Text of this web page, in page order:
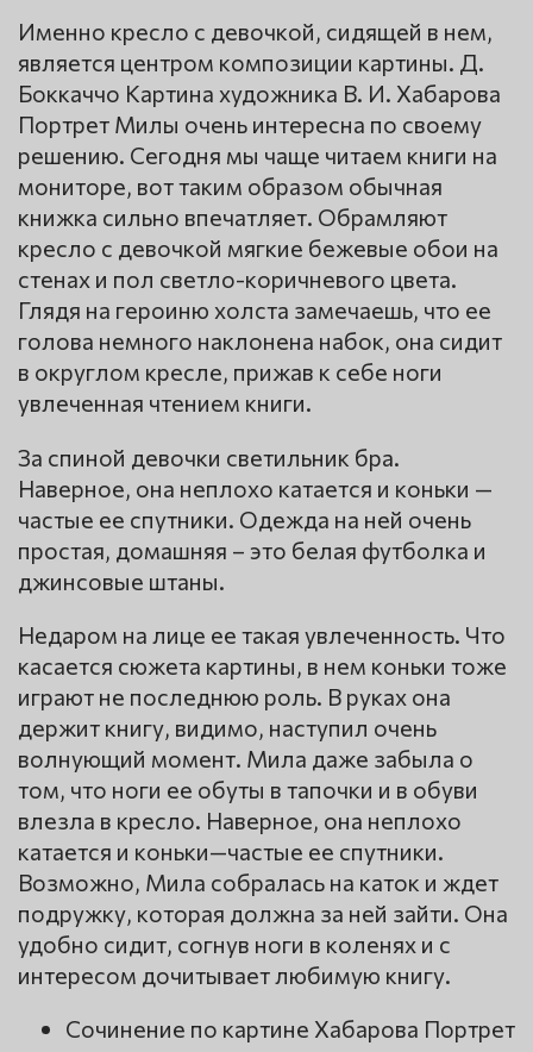
Именно кресло с девочкой, сидящей в нем,
является центром композиции картины. Д.
Боккаччо Картина художника В. И. Хабарова
Портрет Милы очень интересна по своему
решению. Сегодня мы чаще читаем книги на
мониторе, вот таким образом обычная
книжка сильно впечатляет. Обрамляют
кресло с девочкой мягкие бежевые обои на
стенах и пол светло-коричневого цвета.
Глядя на героиню холста замечаешь, что ее
голова немного наклонена набок, она сидит
в округлом кресле, прижав к себе ноги
увлеченная чтением книги.
За спиной девочки светильник бра.
Наверное, она неплохо катается и коньки —
частые ее спутники. Одежда на ней очень
простая, домашняя – это белая футболка и
джинсовые штаны.
Недаром на лице ее такая увлеченность. Что
касается сюжета картины, в нем коньки тоже
играют не последнюю роль. В руках она
держит книгу, видимо, наступил очень
волнующий момент. Мила даже забыла о
том, что ноги ее обуты в тапочки и в обуви
влезла в кресло. Наверное, она неплохо
катается и коньки—частые ее спутники.
Возможно, Мила собралась на каток и ждет
подружку, которая должна за ней зайти. Она
удобно сидит, согнув ноги в коленях и с
интересом дочитывает любимую книгу.
Сочинение по картине Хабарова Портрет